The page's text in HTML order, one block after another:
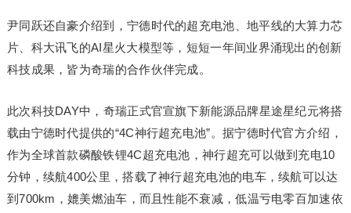
尹同跃还自豪介绍到，宁德时代的超充电池、地平线的大算力芯
片、科大讯飞的AI星火大模型等，短短一年间业界涌现出的创新
科技成果，皆为奇瑞的合作伙伴完成。
此次科技DAY中，奇瑞正式官宣旗下新能源品牌星途星纪元将搭
载由宁德时代提供的“4C神行超充电池”。据宁德时代官方介绍，
作为全球首款磷酸铁锂4C超充电池，神行超充可以做到充电10
分钟，续航400公里，搭载了神行超充电池的电车，续航可以达
到700km，媲美燃油车，而且性能不衰减，低温亏电零百加速依